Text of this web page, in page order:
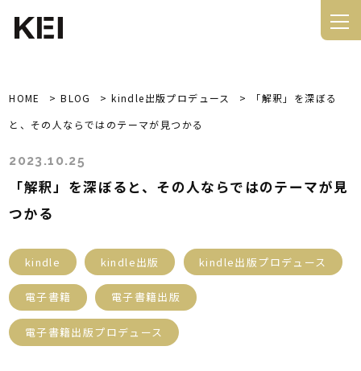
HOME >BLOG >kindle出版プロデュース >
「解釈」を深ぼる
と、その人ならではのテーマが見つかる
2023.10.25
「解釈」を深ぼると、その人ならではのテーマが見
つかる
kindle kindle出版 kindle出版プロデュース
電子書籍 電子書籍出版
電子書籍出版プロデュース